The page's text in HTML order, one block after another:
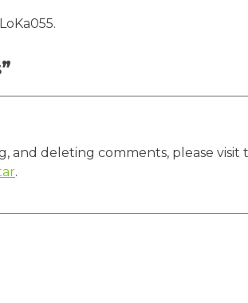
”
and deleting comments, please visit
.